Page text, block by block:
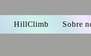
HillClimb Sobre